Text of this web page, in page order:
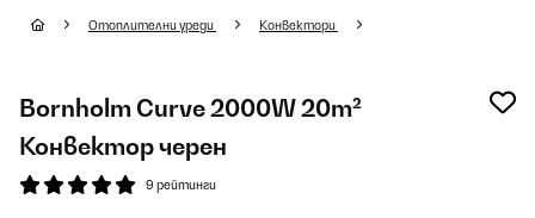
Oтоплителни уреди Конвектори
Bornholm Curve 2000W 20m²
Конвектор черен
9 рейтинги